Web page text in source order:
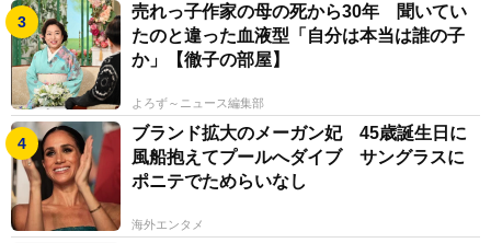
売れっ子作家の母の死から30年 聞いてい
たのと違った血液型「自分は本当は誰の子
か」【徹子の部屋】
よろず～ニュース編集部
ブランド拡大のメーガン妃 45歳誕生日に
風船抱えてプールへダイブ サングラスに
ポニテでためらいなし
海外エンタメ